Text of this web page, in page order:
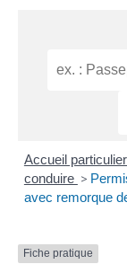
Accueil
conduire >
avec remorque
Fiche pratique